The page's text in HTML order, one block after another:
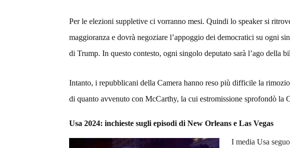
Per le elezioni suppletive ci vorranno mesi. Quindi lo speaker si
maggioranza e dovrà negoziare l’appoggio dei democratici su ogni
di Trump. In questo contesto, ogni singolo deputato sarà l’ago della
Intanto, i repubblicani della Camera hanno reso più difficile la
di quanto avvenuto con McCarthy, la cui estromissione sprofondò la
Usa 2024: inchieste sugli episodi di New Orleans e Las Vegas
I media Usa